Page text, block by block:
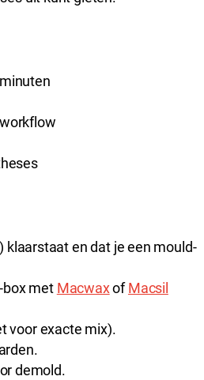
klaarstaat en dat je een mould-
met MacwaxofMacsil
voor exacte mix).
demold.